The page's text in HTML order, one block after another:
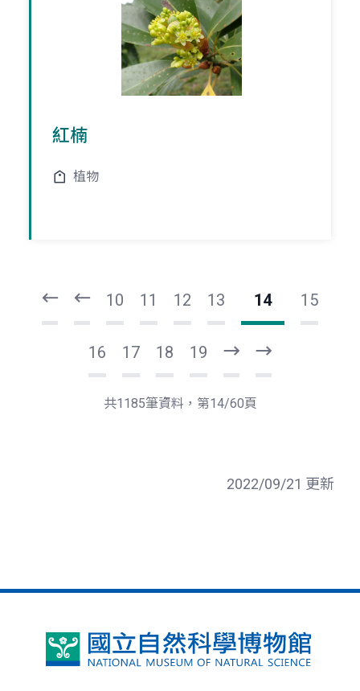
紅楠
植物
10 11 12 13 14 15
16 17 18 19
一
頁
後
一
共1185筆資料，第14/60頁
2022/09/21 更新
國